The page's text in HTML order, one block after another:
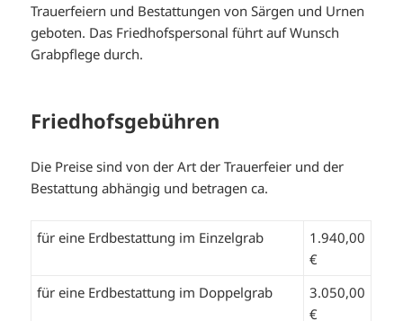
Trauerfeiern und Bestattungen von Särgen und Urnen
geboten. Das Friedhofspersonal führt auf Wunsch
Grabpflege durch.
Friedhofsgebühren
Die Preise sind von der Art der Trauerfeier und der
Bestattung abhängig und betragen ca.
für eine Erdbestattung im Einzelgrab
1.940,00
€
für eine Erdbestattung im Doppelgrab
3.050,00
€